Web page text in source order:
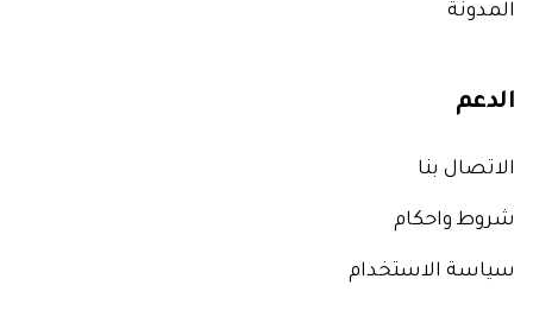
المدونة
الدعم
الاتصال بنا
شروط واحكام
سياسة الاستخدام